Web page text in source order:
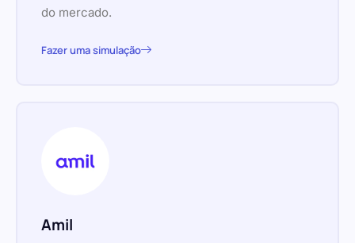
do mercado.
Fazer uma simulação
Amil